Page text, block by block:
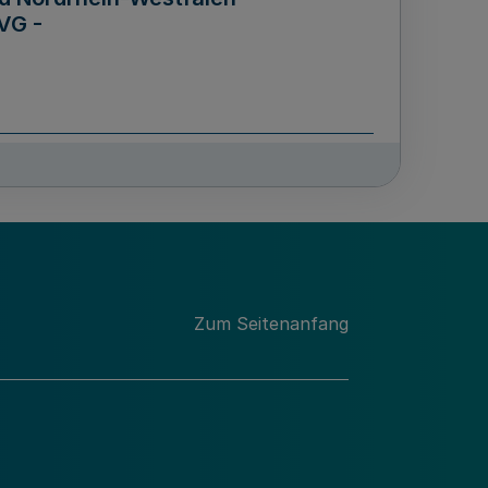
-
Männern für das Land
Zum Seitenanfang